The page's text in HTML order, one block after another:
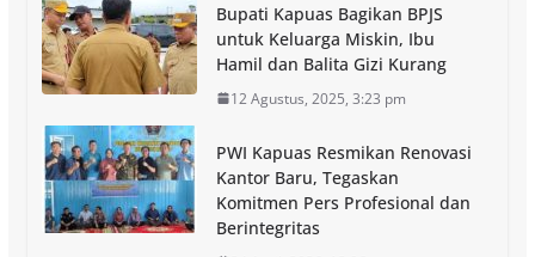
Bupati Kapuas Bagikan BPJS
untuk Keluarga Miskin, Ibu
Hamil dan Balita Gizi Kurang
12 Agustus, 2025, 3:23 pm
PWI Kapuas Resmikan Renovasi
Kantor Baru, Tegaskan
Komitmen Pers Profesional dan
Berintegritas